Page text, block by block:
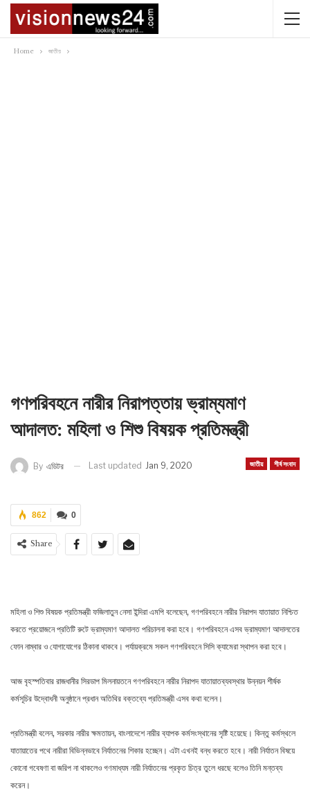
Home জাতীয়
গণপরিবহনে নারীর নিরাপত্তায় ভ্রাম্যমাণ
আদালত: মহিলা ও শিশু বিষয়ক প্রতিমন্ত্রী
জাতীয় শীর্ষ সংবাদ
By এডিটর Last updated Jan 9, 2020
0
862
Share
মহিলা ও শিশু বিষয়ক প্রতিমন্ত্রী ফজিলাতুন নেসা ইন্দিরা এমপি বলেছেন, গণপরিবহনে নারীর নিরাপদ যাতায়াত নিশ্চিত
করতে প্রয়োজনে প্রতিটি রুটে ভ্রাম্যমাণ আদালত পরিচালনা করা হবে। গণপরিবহনে এসব ভ্রাম্যমাণ আদালতের
ফোন নাম্বার ও যোগাযোগের ঠিকানা থাকবে। পর্যায়ক্রমে সকল গণপরিবহনে সিসি ক্যামেরা স্থাপন করা হবে।
আজ বৃহস্পতিবার রাজধানীর সিরডাপ মিলনায়তনে গণপরিবহনে নারীর নিরাপদ যাতায়াতব্যবস্থার উন্নয়ন শীর্ষক
কর্মসূচির উদ্বোধনী অনুষ্ঠানে প্রধান অতিথির বক্তব্যে প্রতিমন্ত্রী এসব কথা বলেন।
প্রতিমন্ত্রী বলেন, সরকার নারীর ক্ষমতায়ন, বাংলাদেশে নারীর ব্যাপক কর্মসংস্থানের সৃষ্টি হয়েছে। কিন্তু কর্মস্থলে
যাতায়াতের পথে নারীরা বিভিন্নভাবে নির্যাতনের শিকার হচ্ছেন। এটা এখনই বন্ধ করতে হবে। নারী নির্যাতন বিষয়ে
কোনো গবেষণা বা জরিপ না থাকলেও গণমাধ্যম নারী নির্যাতনের প্রকৃত চিত্র তুলে ধরছে বলেও তিনি মন্তব্য
করেন।